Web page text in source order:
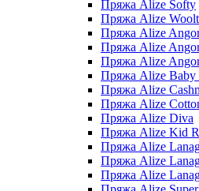
Пряжа Alize Softy
Пряжа Alize
Пряжа Alize
Пряжа Alize
Пряжа Alize
Пряжа Alize Baby
Пряжа Alize
Пряжа Alize
Пряжа Alize Diva
Пряжа Alize Kid
Пряжа Alize
Пряжа Alize
Пряжа Alize